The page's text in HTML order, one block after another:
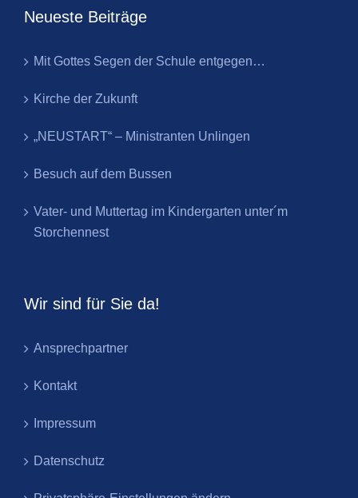
Neueste Beiträge
Mit Gottes Segen der Schule entgegen…
Kirche der Zukunft
„NEUSTART“ – Ministranten Unlingen
Besuch auf dem Bussen
Vater- und Muttertag im Kindergarten unter´m
Storchennest
Wir sind für Sie da!
Ansprechpartner
Kontakt
Impressum
Datenschutz